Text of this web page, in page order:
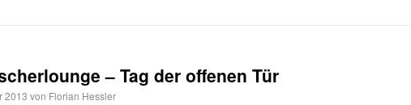
– Tag der offenen Tür
2013 von Florian Hessler